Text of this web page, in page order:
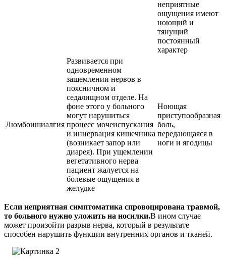
неприятные
ощущения имеют
ноющий и
тянущий
постоянный
характер
Люмбоишиалгия
Развивается при
одновременном
защемлении нервов в
поясничном и
седалищном отделе. На
фоне этого у больного
могут нарушиться
процесс мочеиспускания
и иннервация кишечника
(возникает запор или
диарея). При ущемлении
вегетативного нерва
пациент жалуется на
болевые ощущения в
желудке
Ноющая
приступообразная
боль,
передающаяся в
ноги и ягодицы
Если неприятная симптоматика спровоцирована травмой,
то больного нужно уложить на носилки.В ином случае
может произойти разрыв нерва, который в результате
способен нарушить функции внутренних органов и тканей.